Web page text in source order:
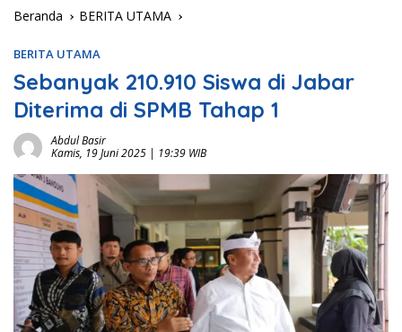
Beranda BERITA UTAMA
BERITA UTAMA
Sebanyak 210.910 Siswa di Jabar
Diterima di SPMB Tahap 1
Abdul Basir
Kamis, 19 Juni 2025 | 19:39 WIB